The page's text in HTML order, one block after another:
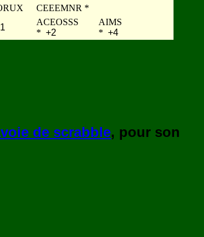
CEEEMNR *
ACEOSSS
* +2
AIMS
* +4
de scrabble, pour son